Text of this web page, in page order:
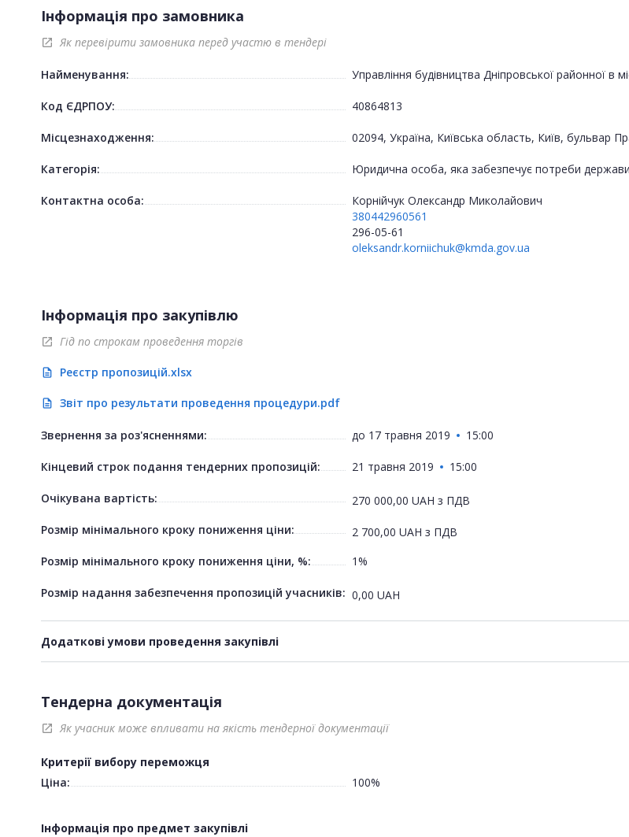
Інформація про замовника
open_in_new Як перевірити замовника перед участю в тендері
Найменування: Управління будівництва Дніпровської районної в
Код ЄДРПОУ: 40864813
Місцезнаходження: 02094, Україна, Київська область, Київ, бульвар
Категорія: Юридична особа, яка забезпечує потреби
Контактна особа:
Корнійчук Олександр Миколайович
380442960561
296-05-61
oleksandr.korniichuk@kmda.gov.ua
Інформація про закупівлю
open_in_new Гід по строкам проведення торгів
description Реєстр пропозицій.xlsx
description Звіт про результати проведення процедури.pdf
Звернення за роз'ясненнями: до 17 травня 2019 15:00
Кінцевий строк подання тендерних пропозицій: 21 травня 2019 15:00
Очікувана вартість: 270 000,00 UAH з ПДВ
Розмір мінімального кроку пониження ціни:
2 700,00 UAH з ПДВ
Розмір мінімального кроку пониження ціни, %:
1%
Розмір надання забезпечення пропозицій учасників: 0,00 UAH
Додаткові умови проведення закупівлі
Тендерна документація
open_in_new Як учасник може впливати на якість тендерної документації
Критерії вибору переможця
Ціна:
100%
Інформація про предмет закупівлі